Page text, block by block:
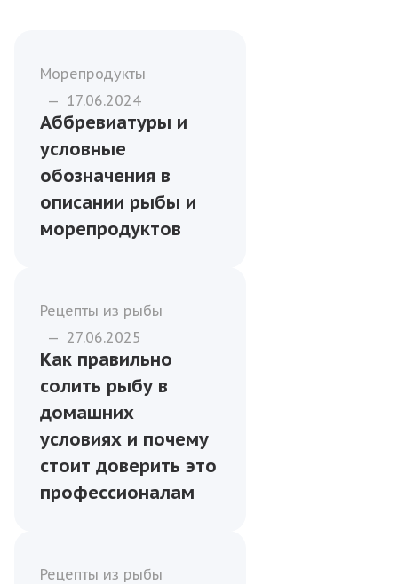
Морепродукты
— 17.06.2024
Аббревиатуры и
условные
обозначения в
описании рыбы и
морепродуктов
Рецепты из рыбы
— 27.06.2025
Как правильно
солить рыбу в
домашних
условиях и почему
стоит доверить это
профессионалам
Рецепты из рыбы